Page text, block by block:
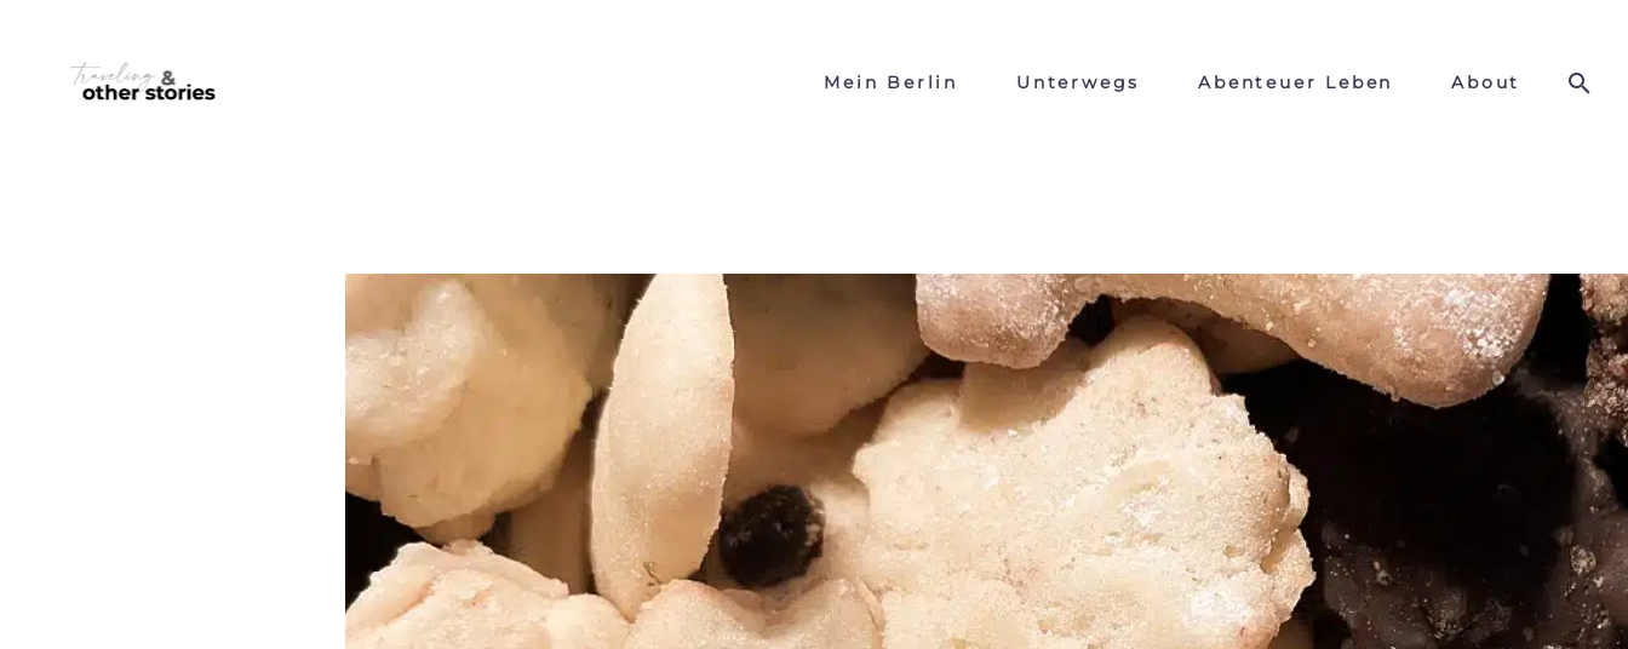
Mein Berlin Unterwegs Abenteuer Leben About